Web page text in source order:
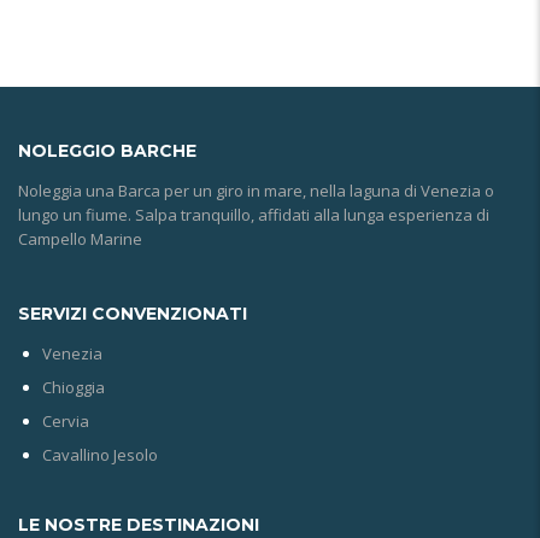
NOLEGGIO BARCHE
Noleggia una Barca per un giro in mare, nella laguna di Venezia o
lungo un fiume. Salpa tranquillo, affidati alla lunga esperienza di
Campello Marine
SERVIZI CONVENZIONATI
Venezia
Chioggia
Cervia
Cavallino Jesolo
LE NOSTRE DESTINAZIONI